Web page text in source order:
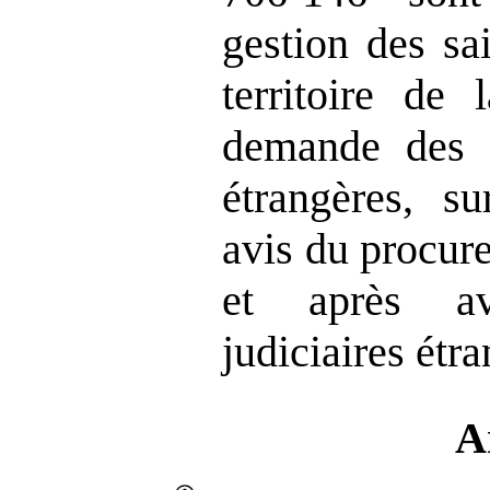
gestion des
territoire de
demande
étrangères,
avis du
et après
judiciaires